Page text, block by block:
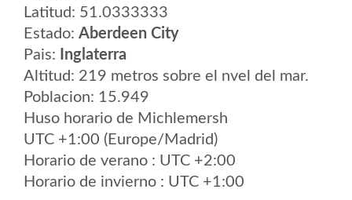
Latitud: 51.0333333
Estado: Aberdeen City
Pais:
Inglaterra
Altitud: 219 metros sobre el nvel del mar.
Poblacion: 15.949
Huso horario de Michlemersh
UTC +1:00 (Europe/Madrid)
Horario de verano : UTC +2:00
Horario de invierno : UTC +1:00